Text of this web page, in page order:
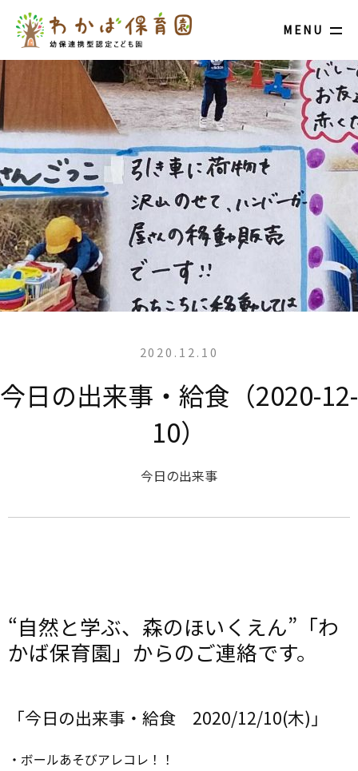
MENU
2020.12.10
今日の出来事・給食（2020-12-
10）
今日の出来事
“自然と学ぶ、森のほいくえん”「わ
かば保育園」からのご連絡です。
「今日の出来事・給食 2020/12/10(木)」
・ボールあそびアレコレ！！